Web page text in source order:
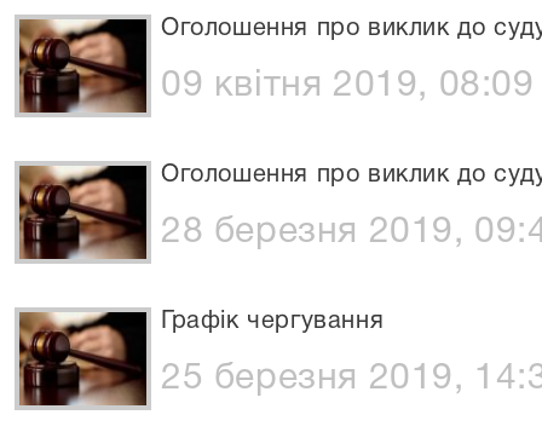
Оголошення про виклик до
09 квітня 2019, 08:09
Оголошення про виклик до
28 березня 2019,
Графік чергування
25 березня 2019,